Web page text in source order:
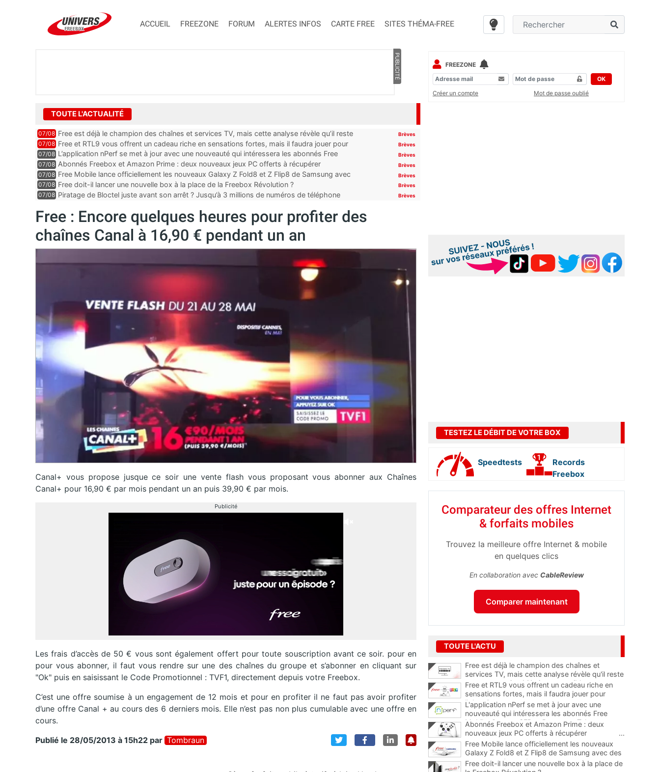
ACCUEIL FREEZONE FORUM ALERTES INFOS CARTE FREE SITES THÉMA-FREE
PUBLICITÉ
TOUTE L'ACTUALITÉ
07/08 Free est déjà le champion des chaînes et services TV, mais cette analyse révèle qu’il reste
encore au moin...
Brèves
07/08 Free et RTL9 vous offrent un cadeau riche en sensations fortes, mais il faudra jouer pour
l’obtenir
Brèves
07/08 L’application nPerf se met à jour avec une nouveauté qui intéressera les abonnés Free
Mobile, Orange, SFR ...
Brèves
07/08 Abonnés Freebox et Amazon Prime : deux nouveaux jeux PC offerts à récupérer Brèves
07/08 Free Mobile lance officiellement les nouveaux Galaxy Z Fold8 et Z Flip8 de Samsung avec
des promos et des cadeaux
Brèves
07/08 Free doit-il lancer une nouvelle box à la place de la Freebox Révolution ? Brèves
07/08 Piratage de Bloctel juste avant son arrêt ? Jusqu’à 3 millions de numéros de téléphone
Brèves
Free : Encore quelques heures pour profiter des
chaînes Canal à 16,90 € pendant un an
Canal+ vous propose jusque ce soir une vente flash vous proposant vous abonner aux Chaînes
Canal+ pour 16,90 € par mois pendant un an puis 39,90 € par mois.
Publicité
Les frais d’accès de 50 € vous sont également offert pour toute souscription avant ce soir. pour en
pour vous abonner, il faut vous rendre sur une des chaînes du groupe et s’abonner en cliquant sur
"Ok" puis en saisissant le Code Promotionnel : TVF1, directement depuis votre Freebox.
C’est une offre soumise à un engagement de 12 mois et pour en profiter il ne faut pas avoir profiter
d’une offre Canal + au cours des 6 derniers mois. Elle n’est pas non plus cumulable avec une offre en
cours.
Publié le 28/05/2013 à 15h22 par Tombraun
FREEZONE
OK
Créer un compte
Mot de passe oublié
TESTEZ LE DÉBIT DE VOTRE BOX
Speedtests
Records
Freebox
Comparateur des offres Internet
& forfaits mobiles
Trouvez la meilleure offre Internet & mobile
en quelques clics
En collaboration avec CableReview
Comparer maintenant
TOUTE L'ACTU
Free est déjà le champion des chaînes et
services TV, mais cette analyse révèle qu'il reste
encore au moins 141 ajouts possibles
Free et RTL9 vous offrent un cadeau riche en
sensations fortes, mais il faudra jouer pour
l'obtenir
L'application nPerf se met à jour avec une
nouveauté qui intéressera les abonnés Free
Mobile, Orange, SFR et Bouygues Telecom
Abonnés Freebox et Amazon Prime : deux
nouveaux jeux PC offerts à récupérer
...
Free Mobile lance officiellement les nouveaux
Galaxy Z Fold8 et Z Flip8 de Samsung avec des
promos et des cadeaux
...
Free doit-il lancer une nouvelle box à la place de